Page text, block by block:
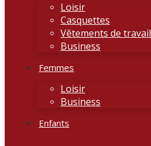
Loisir
Casquettes
Vêtements de travail
Business
Femmes
Loisir
Business
Enfants